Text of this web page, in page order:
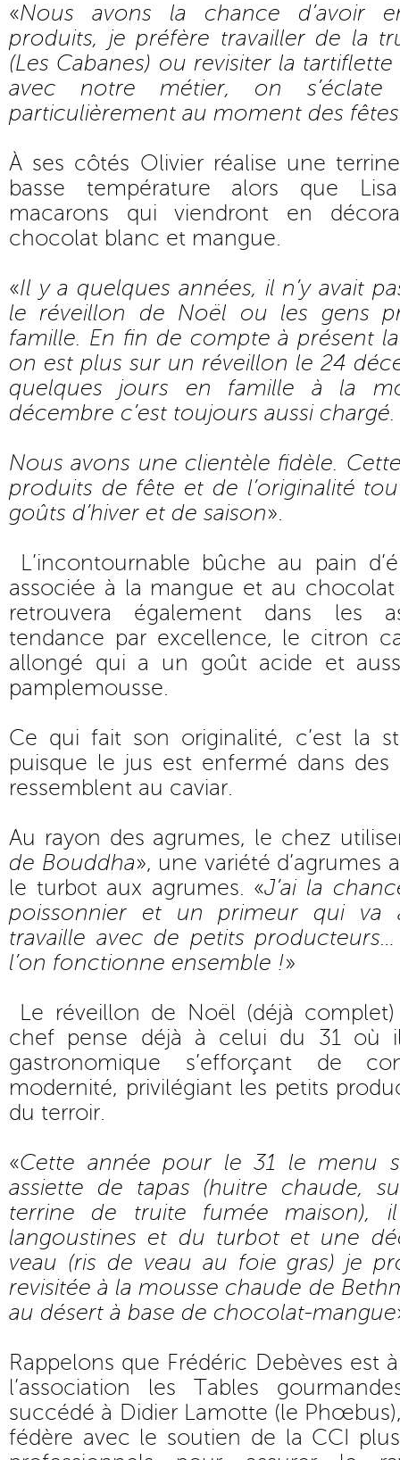
«Nous avons la chance d’avoir
produits, je préfère travailler de la
(Les Cabanes) ou revisiter la
avec notre métier, on s’éclate
particulièrement au moment des
À ses côtés Olivier réalise une
basse température alors que
macarons qui viendront en
chocolat blanc et mangue.
«Il y a quelques années, il n’y avait
le réveillon de Noël ou les gens
famille. En fin de compte à présent la
on est plus sur un réveillon le 24
quelques jours en famille à la
décembre c’est toujours aussi chargé.
Nous avons une clientèle fidèle.
produits de fête et de l’originalité
goûts d’hiver et de saison».
L’incontournable bûche au pain
associée à la mangue et au
retrouvera également dans les
tendance par excellence, le citron
allongé qui a un goût acide et
pamplemousse.
Ce qui fait son originalité, c’est la
puisque le jus est enfermé dans des
ressemblent au caviar.
Au rayon des agrumes, le chez
de Bouddha», une variété d’agrumes
le turbot aux agrumes. «J’ai la
poissonnier et un primeur qui va
travaille avec de petits
l’on fonctionne ensemble !»
Le réveillon de Noël (déjà
chef pense déjà à celui du 31 où
gastronomique s’efforçant de
modernité, privilégiant les petits
du terroir.
«Cette année pour le 31 le menu
assiette de tapas (huitre chaude,
terrine de truite fumée maison),
langoustines et du turbot et une
veau (ris de veau au foie gras) je
revisitée à la mousse chaude de
au désert à base de chocolat-mangue
Rappelons que Frédéric Debèves est
l’association les Tables
succédé à Didier Lamotte (le
fédère avec le soutien de la CCI